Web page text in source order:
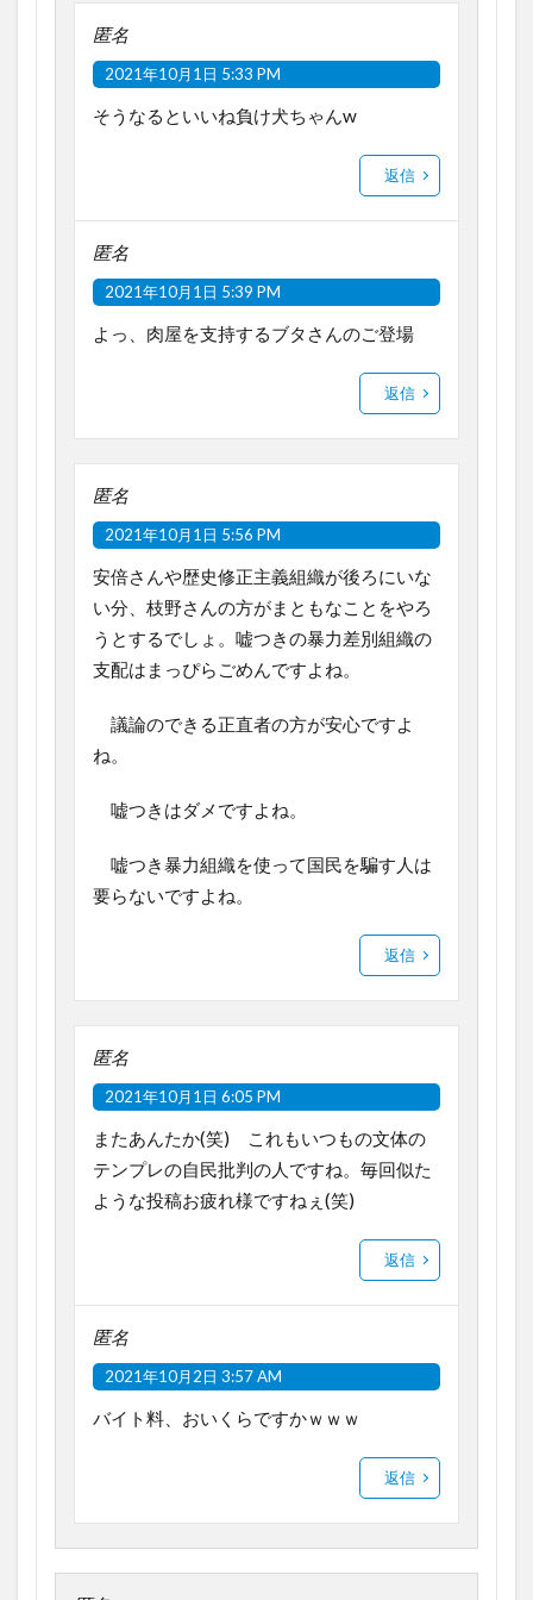
匿名
2021年10月1日 5:33 PM
そうなるといいね負け犬ちゃんw
返信
匿名
2021年10月1日 5:39 PM
よっ、肉屋を支持するブタさんのご登場
返信
匿名
2021年10月1日 5:56 PM
安倍さんや歴史修正主義組織が後ろにいな
い分、枝野さんの方がまともなことをやろ
うとするでしょ。嘘つきの暴力差別組織の
支配はまっぴらごめんですよね。
議論のできる正直者の方が安心ですよ
ね。
嘘つきはダメですよね。
嘘つき暴力組織を使って国民を騙す人は
要らないですよね。
返信
匿名
2021年10月1日 6:05 PM
またあんたか(笑) これもいつもの文体の
テンプレの自民批判の人ですね。毎回似た
ような投稿お疲れ様ですねぇ(笑)
返信
匿名
2021年10月2日 3:57 AM
バイト料、おいくらですかｗｗｗ
返信